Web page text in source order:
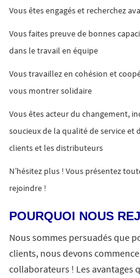
Vous êtes engagés et recherchez
Vous faites preuve de bonnes
dans le travail en équipe
Vous travaillez en cohésion et
vous montrer solidaire
Vous êtes acteur du changement,
soucieux de la qualité de service et
clients et les distributeurs
N’hésitez plus ! Vous présentez
rejoindre !
POURQUOI NOUS
Nous sommes persuadés que
clients, nous devons
collaborateurs ! Les avantages